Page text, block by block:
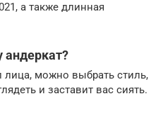
а также длинная
андеркат?
можно выбрать стиль,
и заставит вас сиять.